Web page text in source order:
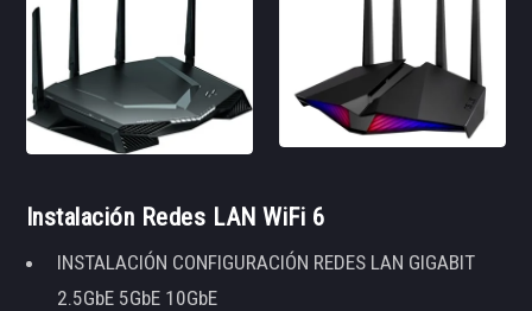
Instalación Redes LAN WiFi 6
INSTALACIÓN CONFIGURACIÓN REDES LAN GIGABIT
2.5GbE 5GbE 10GbE